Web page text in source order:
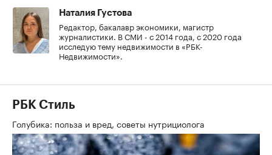
Наталия Густова
Редактор, бакалавр экономики, магистр
журналистики. В СМИ - с 2014 года, с 2020 года
исследую тему недвижимости в «РБК-
Недвижимости».
РБК Стиль
Голубика: польза и вред, советы нутрициолога